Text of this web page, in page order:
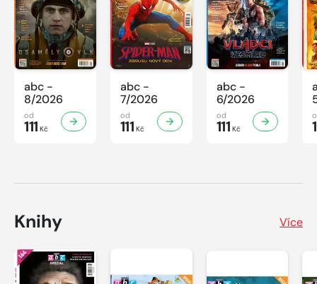
abc -
8/2026
od
111 Kč
abc -
7/2026
od
111 Kč
abc -
6/2026
od
111 Kč
Knihy Více